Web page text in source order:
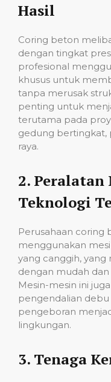
Hasil
Coring beton
dengan tingkat
profesional
khusus untuk
tanpa merusak
penting untuk
terutama pada
gedung bertingkat,
raya.
2. Peralatan
Teknologi
Perusahaan coring
menggunakan
yang canggih,
dengan mudah
Mesin-mesin ini
pengendalian debu
pengeboran
lingkungan.
3. Tenaga